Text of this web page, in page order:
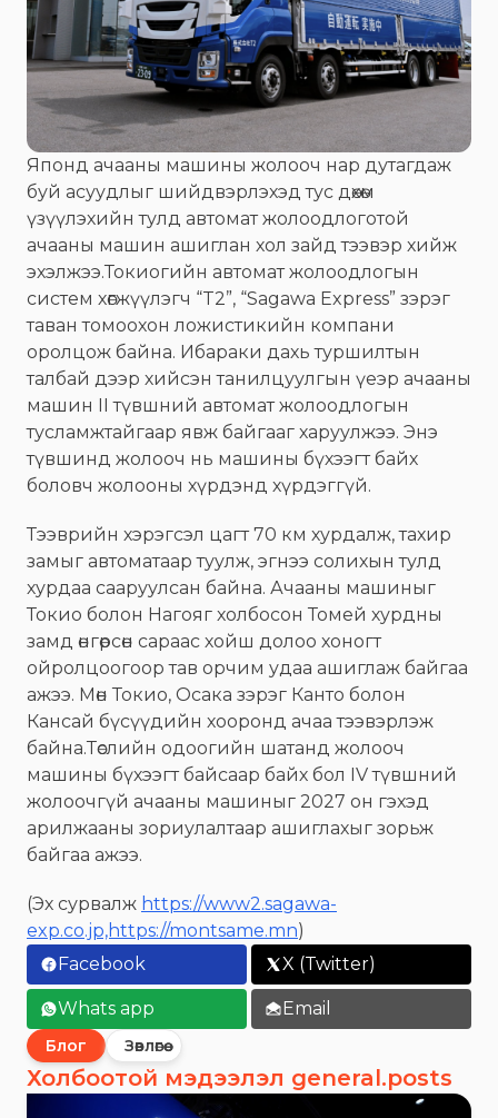
Японд ачааны машины жолооч нар дутагдаж
буй асуудлыг шийдвэрлэхэд тус дөхөм
үзүүлэхийн тулд автомат жолоодлоготой
ачааны машин ашиглан хол зайд тээвэр хийж
эхэлжээ.Токиогийн автомат жолоодлогын
систем хөгжүүлэгч “T2”, “Sagawa Express” зэрэг
таван томоохон ложистикийн компани
оролцож байна. Ибараки дахь туршилтын
талбай дээр хийсэн танилцуулгын үеэр ачааны
машин II түвшний автомат жолоодлогын
тусламжтайгаар явж байгааг харуулжээ. Энэ
түвшинд жолооч нь машины бүхээгт байх
боловч жолооны хүрдэнд хүрдэггүй.
Тээврийн хэрэгсэл цагт 70 км хурдалж, тахир
замыг автоматаар туулж, эгнээ солихын тулд
хурдаа сааруулсан байна. Ачааны машиныг
Токио болон Нагояг холбосон Томей хурдны
замд өнгөрсөн сараас хойш долоо хоногт
ойролцоогоор тав орчим удаа ашиглаж байгаа
ажээ. Мөн Токио, Осака зэрэг Канто болон
Кансай бүсүүдийн хооронд ачаа тээвэрлэж
байна.Төслийн одоогийн шатанд жолооч
машины бүхээгт байсаар байх бол IV түвшний
жолоочгүй ачааны машиныг 2027 он гэхэд
арилжааны зориулалтаар ашиглахыг зорьж
байгаа ажээ.
(Эх сурвалж https://www2.sagawa-
exp.co.jp,https://montsame.mn)
Facebook
X (Twitter)
Whats app Email
Блог Зөвлөгөө
Холбоотой мэдээлэл general.posts